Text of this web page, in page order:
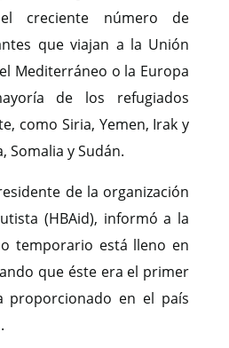
creciente número de
que viajan a la Unión
Mediterráneo o la Europa
de los refugiados
como Siria, Yemen, Irak y
Somalia y Sudán.
de la organización
(HBAid), informó a la
temporario está lleno en
que éste era el primer
proporcionado en el país